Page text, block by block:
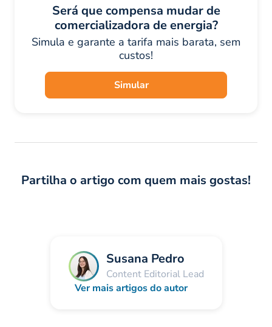
Será que compensa mudar de
comercializadora de energia?
Simula e garante a tarifa mais barata, sem
custos!
Simular
Partilha o artigo com quem mais gostas!
Susana Pedro
Content Editorial Lead
Ver mais artigos do autor